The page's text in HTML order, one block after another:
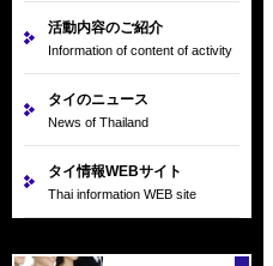
活動内容のご紹介
Information of content of activity
タイのニュース
News of Thailand
タイ情報WEBサイト
Thai information WEB site